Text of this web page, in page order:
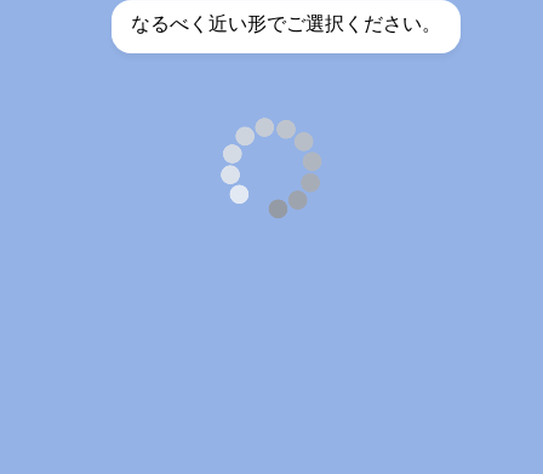
なるべく近い形でご選択ください。